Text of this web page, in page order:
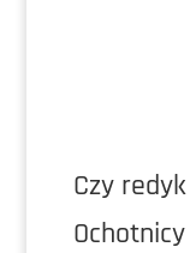
Czy